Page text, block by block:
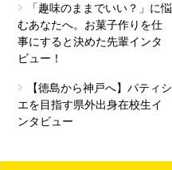
「趣味のままでいい？」に悩
むあなたへ。お菓子作りを仕
事にすると決めた先輩インタ
ビュー！
【徳島から神戸へ】パティシ
エを目指す県外出身在校生イ
ンタビュー